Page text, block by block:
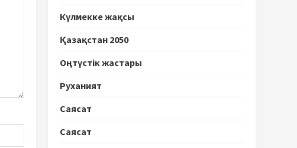
Күлмекке жақсы
Қазақстан 2050
Оңтүстік жастары
Руханият
Саясат
Саясат